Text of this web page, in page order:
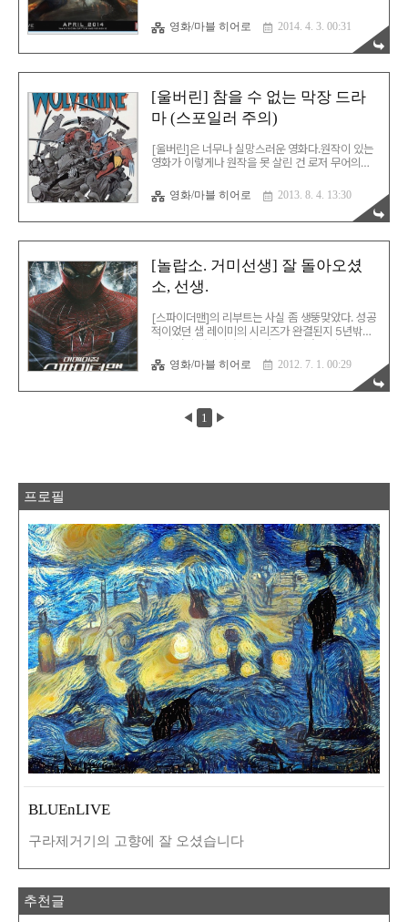
한 수준의 성과를 보여준다. 1. 정치 스릴러 + α 애
초에 캡틴 아메리카의 캐릭터는 2차대전 당시 미국
인들의 애국심을 고취하기 위해 만들어진 캐릭터다.
(패권주의가 아닌) 이상적인 애국심을 상징하게 됐
다. 이번 작품에서 그는 쉴드 내부의 거대한 문제를
통해 자신의 애국심을 시험받는다. 단순하게 국가와
조직에 충성을 다하며 보수적으로 싸워나가던 그가
조직 자체의 정체성에 대해 고민하는 것이다. 이러
한 타장르와 절묘하게 혼합하며 진중한 질문을 던지
는 점은 여러모로 [다크 나이트]를 연상하게 한다.
2. 액션 ..
영화/마블 히어로 2014. 4. 3. 00:31
[울버린] 참을 수 없는 막장 드라
마 (스포일러 주의)
[울버린]은 너무나 실망스러운 영화다.원작이 있는
영화가 이렇게나 원작을 못 살린 건 로저 무어의
는 [엑스멘3]과 원작 사이에서 방황하다 전혀 말이
안 되는 결과물이 나왔다는 것이다.원작 은 사라진
애인 마리코를 찾아가는 울버린의 여정이 중심축이
[울버린]에서 그는 여전히 자신이 죽인 진을 잊지 못
한다.그래서 일본으로의 여정은 굉장히 뜬금 없다.
그럼에도 불구하고, 울버린은 마리코와 동침한다.아
직 진을 잊지 못하는 울버린과 애인도 있고 정략결
라마다. 게다가, 심지어 액션도 시원찮다. 뭣 하나 마
음에 들지 않는 엉망인 영화였다.수퍼 히어로 영화
를 사랑하..
영화/마블 히어로 2013. 8. 4. 13:30
[놀랍소. 거미선생] 잘 돌아오셨
소, 선생.
[스파이더맨]의 리부트는 사실 좀 생뚱맞았다. 성공
적이었던 샘 레이미의 시리즈가 완결된지 5년밖에
재를 버릴 수 없는 것이라 억지로 나오는 것이란 생
각도 좀 들었고… 하지만, 막상 뚜껑을 열어본 [어메
이징 스파이더맨]은 꽤 만족스러운 결과를 보여줬
게감은 대폭 줄었다. 대신 피터 파커 개인의 영역으
로 범위를 좁혀 로맨스와 액션에 초점을 맞췄다. 그
보여줬던 파커-MJ의 생뚱맞은 러브라인보다는 훨
대입한 수퍼 ..
영화/마블 히어로 2012. 7. 1. 00:29
◀ 1 ▶
프로필
BLUEnLIVE
구라제거기의 고향에 잘 오셨습니다
추천글